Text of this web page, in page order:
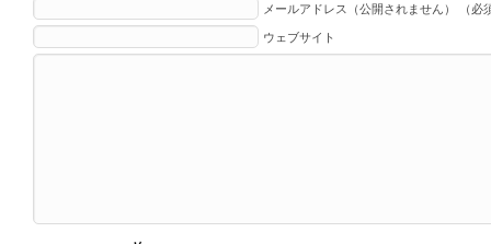
メールアドレス（公開されません） （必
ウェブサイト